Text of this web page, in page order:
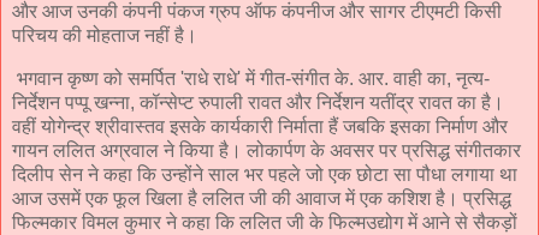
और आज उनकी कंपनी पंकज ग्रुप ऑफ कंपनीज और सागर टीएमटी किसी
परिचय की मोहताज नहीं है।
भगवान कृष्ण को समर्पित 'राधे राधे' में गीत-संगीत के. आर. वाही का, नृत्य-
निर्देशन पप्पू खन्ना, कॉन्सेप्ट रुपाली रावत और निर्देशन यतींद्र रावत का है।
वहीं योगेन्द्र श्रीवास्तव इसके कार्यकारी निर्माता हैं जबकि इसका निर्माण और
गायन ललित अग्रवाल ने किया है। लोकार्पण के अवसर पर प्रसिद्ध संगीतकार
दिलीप सेन ने कहा कि उन्होंने साल भर पहले जो एक छोटा सा पौधा लगाया था
आज उसमें एक फूल खिला है ललित जी की आवाज में एक कशिश है। प्रसिद्ध
फिल्मकार विमल कुमार ने कहा कि ललित जी के फिल्मउद्योग में आने से सैकड़ों